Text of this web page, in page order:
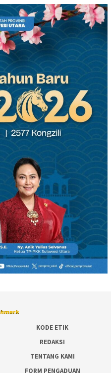
KODE ETIK
REDAKSI
TENTANG KAMI
FORM PENGADUAN